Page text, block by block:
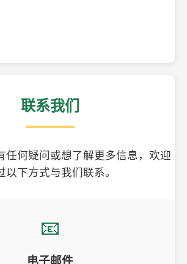
联系我们
任何疑问或想了解更多信息，欢迎
以下方式与我们联系。
📧
电子邮件